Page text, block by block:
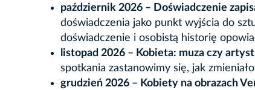
październik 2026 – Doświadczenie
doświadczenia jako punkt wyjścia do
doświadczenie i osobistą historię
listopad 2026 – Kobieta: muza czy
spotkania zastanowimy się, jak
grudzień 2026 – Kobiety na obrazach